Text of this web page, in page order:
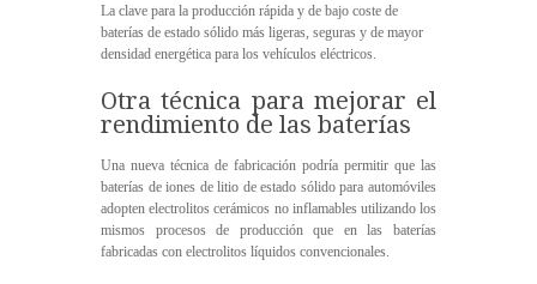
La clave para la producción rápida y de bajo coste de
baterías de estado sólido más ligeras, seguras y de mayor
densidad energética para los vehículos eléctricos.
Otra técnica para mejorar el
rendimiento de las baterías
Una nueva técnica de fabricación podría permitir que las
baterías de iones de litio de estado sólido para automóviles
adopten electrolitos cerámicos no inflamables utilizando los
mismos procesos de producción que en las baterías
fabricadas con electrolitos líquidos convencionales.